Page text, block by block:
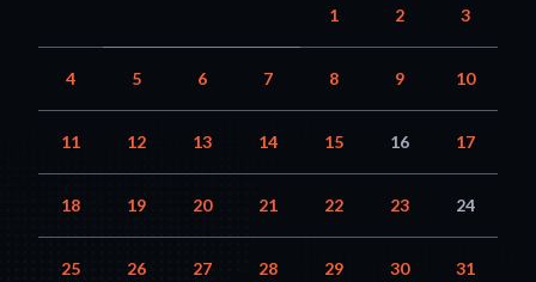
1 2 3
4 5 6 7 8 9 10
11 12 13 14 15 16 17
18 19 20 21 22 23 24
25 26 27 28 29 30 31